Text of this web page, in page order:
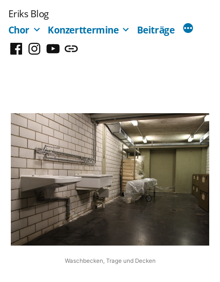
Inhalt
springen
Eriks Blog
Chor
Konzerttermine Beiträge
FacebookInstagram
YouTubeMastodon
Waschbecken, Trage und Decken